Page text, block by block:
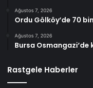
Ağustos 7, 2026
Ordu Gölköy’de 70
Ağustos 7, 2026
Bursa
Rastgele Haberler